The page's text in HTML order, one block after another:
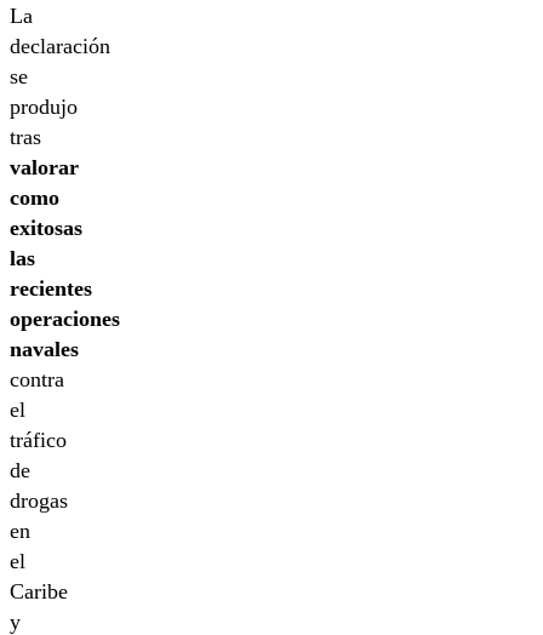
La
declaración
se
produjo
tras
valorar
como
exitosas
las
recientes
operaciones
navales
contra
el
tráfico
de
drogas
en
el
Caribe
y